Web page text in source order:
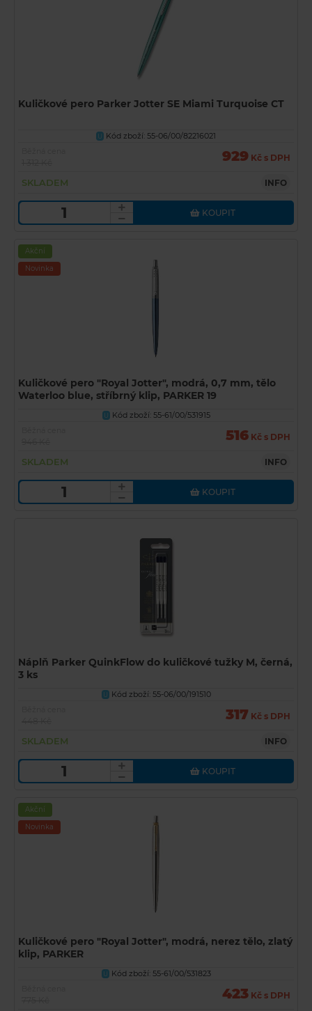
Kuličkové pero Parker Jotter SE Miami Turquoise CT
U
Kód zboží: 55-06/00/82216021
929 Kč s DPH
SKLADEM INFO
KOUPIT
Akční
Novinka
Kuličkové pero "Royal Jotter", modrá, 0,7 mm, tělo
Waterloo blue, stříbrný klip, PARKER 19
U Kód zboží: 55-61/00/531915
516 Kč s DPH
SKLADEM INFO
KOUPIT
Náplň Parker QuinkFlow do kuličkové tužky M, černá,
3 ks
U Kód zboží: 55-06/00/191510
317 Kč s DPH
SKLADEM INFO
KOUPIT
Akční
Novinka
Kuličkové pero "Royal Jotter", modrá, nerez tělo, zlatý
klip, PARKER
U Kód zboží: 55-61/00/531823
423 Kč s DPH